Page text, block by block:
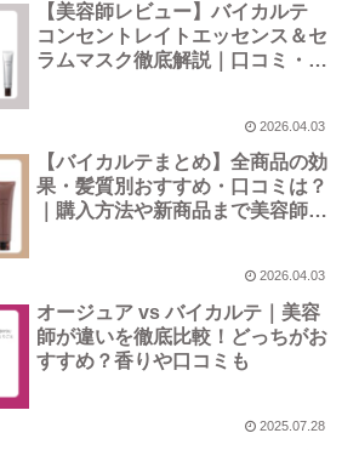
【美容師レビュー】バイカルテ
コンセントレイトエッセンス＆セ
ラムマスク徹底解説｜口コミ・効
2026.04.03
【バイカルテまとめ】全商品の効
果・髪質別おすすめ・口コミは？
｜購入方法や新商品まで美容師レ
2026.04.03
オージュア vs バイカルテ｜美容
師が違いを徹底比較！どっちがお
すすめ？香りや口コミも
2025.07.28